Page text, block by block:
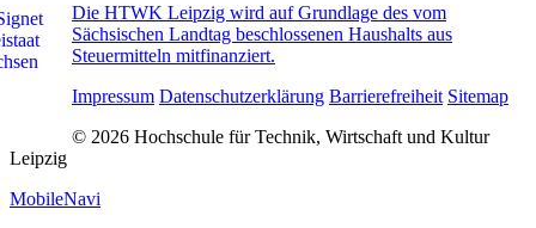
Die HTWK Leipzig wird auf Grundlage des vom
Sächsischen Landtag beschlossenen Haushalts aus
Steuermitteln mitfinanziert.
Impressum Datenschutzerklärung Barrierefreiheit Sitemap
© 2026 Hochschule für Technik, Wirtschaft und Kultur
Leipzig
MobileNavi